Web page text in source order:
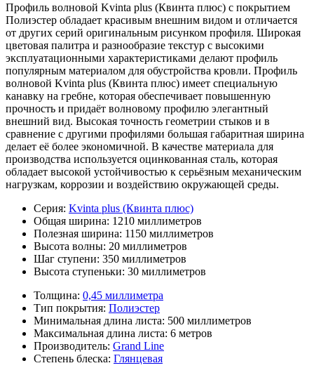
Профиль волновой Kvinta plus (Квинта плюс) с покрытием
Полиэстер обладает красивым внешним видом и отличается
от других серий оригинальным рисунком профиля. Широкая
цветовая палитра и разнообразие текстур с высокими
эксплуатационными характеристиками делают профиль
популярным материалом для обустройства кровли. Профиль
волновой Kvinta plus (Квинта плюс) имеет специальную
канавку на гребне, которая обеспечивает повышенную
прочность и придаёт волновому профилю элегантный
внешний вид. Высокая точность геометрии стыков и в
сравнение с другими профилями большая габаритная ширина
делает её более экономичной. В качестве материала для
производства используется оцинкованная сталь, которая
обладает высокой устойчивостью к серьёзным механическим
нагрузкам, коррозии и воздействию окружающей среды.
Серия: Kvinta plus (Квинта плюс)
Общая ширина: 1210 миллиметров
Полезная ширина: 1150 миллиметров
Высота волны: 20 миллиметров
Шаг ступени: 350 миллиметров
Высота ступеньки: 30 миллиметров
Толщина: 0,45 миллиметра
Тип покрытия: Полиэстер
Минимальная длина листа: 500 миллиметров
Максимальная длина листа: 6 метров
Производитель: Grand Line
Степень блеска: Глянцевая